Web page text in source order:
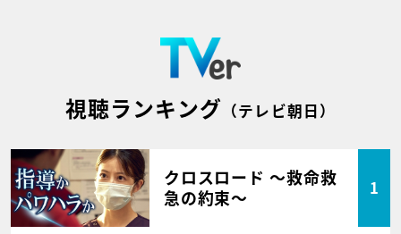
視聴ランキング （テレビ朝日）
クロスロード ～救命救
急の約束～
1